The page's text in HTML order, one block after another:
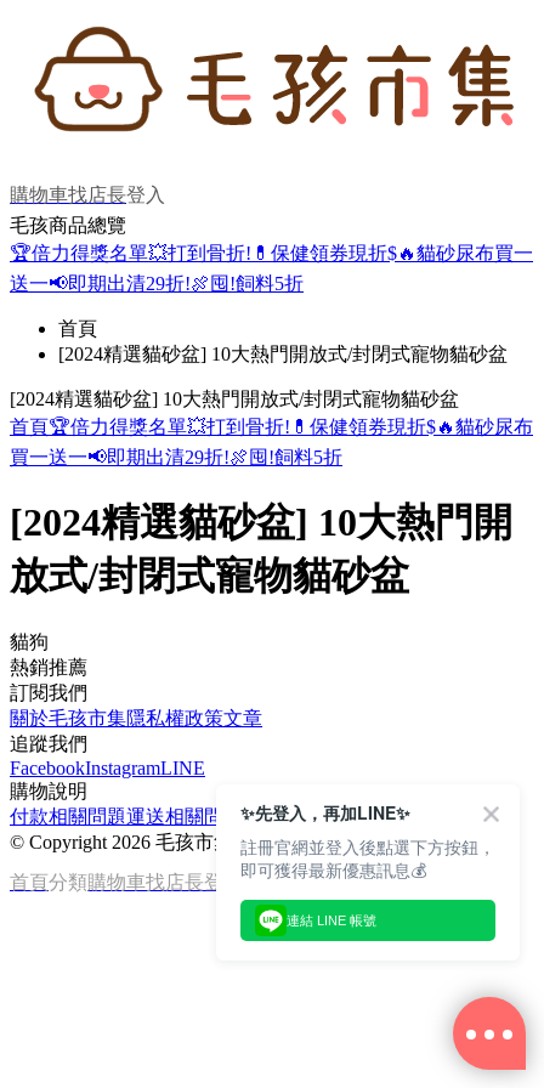
購物車找店長登入
毛孩商品總覽
🏆倍力得獎名單💥打到骨折! 💊保健領券現折$🔥貓砂尿布買一
送一📢即期出清29折!🍖囤!飼料5折
首頁
[2024精選貓砂盆] 10大熱門開放式/封閉式寵物貓砂盆
[2024精選貓砂盆] 10大熱門開放式/封閉式寵物貓砂盆
首頁🏆倍力得獎名單💥打到骨折! 💊保健領券現折$🔥貓砂尿布
買一送一📢即期出清29折!🍖囤!飼料5折
[2024精選貓砂盆] 10大熱門開
放式/封閉式寵物貓砂盆
貓狗
熱銷推薦
訂閱我們
關於毛孩市集隱私權政策文章
追蹤我們
FacebookInstagramLINE
購物說明
付款相關問題運送相關問題退換貨說明
© Copyright 2026 毛孩市集
首頁分類購物車找店長登入
✨先登入，再加LINE✨
註冊官網並登入後點選下方按鈕，
即可獲得最新優惠訊息💰
連結 LINE 帳號